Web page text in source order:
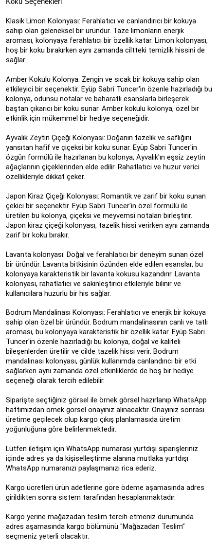
Koku Seçenekleri
Klasik Limon Kolonyası: Ferahlatıcı ve canlandırıcı bir kokuya
sahip olan geleneksel bir üründür. Taze limonların enerjik
aroması, kolonyaya ferahlatıcı bir özellik katar. Limon kolonyası,
hoş bir koku bırakırken aynı zamanda ciltteki temizlik hissini de
sağlar.
Amber Kokulu Kolonya: Zengin ve sıcak bir kokuya sahip olan
etkileyici bir seçenektir. Eyüp Sabri Tuncer'in özenle hazırladığı bu
kolonya, odunsu notalar ve baharatlı esanslarla birleşerek
baştan çıkarıcı bir koku sunar. Amber kokulu kolonya, özel bir
etkinlik için mükemmel bir hediye seçeneğidir.
Ayvalık Zeytin Çiçeği Kolonyası: Doğanın tazelik ve saflığını
yansıtan hafif ve çiçeksi bir koku sunar. Eyüp Sabri Tuncer'in
özgün formülü ile hazırlanan bu kolonya, Ayvalık'ın eşsiz zeytin
ağaçlarının çiçeklerinden elde edilir. Rahatlatıcı ve huzur verici
özellikleriyle dikkat çeker.
Japon Kiraz Çiçeği Kolonyası: Romantik ve zarif bir koku sunan
çekici bir seçenektir. Eyüp Sabri Tuncer'in özel formülü ile
üretilen bu kolonya, çiçeksi ve meyvemsi notaları birleştirir.
Japon kiraz çiçeği kolonyası, tazelik hissi verirken aynı zamanda
zarif bir koku bırakır.
Lavanta kolonyası: Doğal ve ferahlatıcı bir deneyim sunan özel
bir üründür. Lavanta bitkisinin özünden elde edilen esanslar, bu
kolonyaya karakteristik bir lavanta kokusu kazandırır. Lavanta
kolonyası, rahatlatıcı ve sakinleştirici etkileriyle bilinir ve
kullanıcılara huzurlu bir his sağlar.
Bodrum Mandalinası Kolonyası: Ferahlatıcı ve enerjik bir kokuya
sahip olan özel bir üründür. Bodrum mandalinasının canlı ve tatlı
aroması, bu kolonyaya karakteristik bir özellik katar. Eyüp Sabri
Tuncer'in özenle hazırladığı bu kolonya, doğal ve kaliteli
bileşenlerden üretilir ve cilde tazelik hissi verir. Bodrum
mandalinası kolonyası, günlük kullanımda canlandırıcı bir etki
sağlarken aynı zamanda özel etkinliklerde de hoş bir hediye
seçeneği olarak tercih edilebilir.
Siparişte seçtiğiniz görsel ile örnek görsel hazırlanıp WhatsApp
hattımızdan örnek görsel onayınız alınacaktır. Onayınız sonrası
üretime geçilecek olup kargo çıkış planlamasıda üretim
yoğunluğuna göre belirlenmektedir.
Lütfen iletişim için WhatsApp numarası yurtdışı siparişleriniz
içinde adres ya da kişiselleştirme alanına mutlaka yurtdışı
WhatsApp numaranızı paylaşmanızı rica ederiz.
Kargo ücretleri ürün adetlerine göre ödeme aşamasında adres
girildikten sonra sistem tarafından hesaplanmaktadır.
Kargo yerine mağazadan teslim tercih etmeniz durumunda
adres aşamasında kargo bölümünü "Mağazadan Teslim”
seçmeniz yeterli olacaktır.